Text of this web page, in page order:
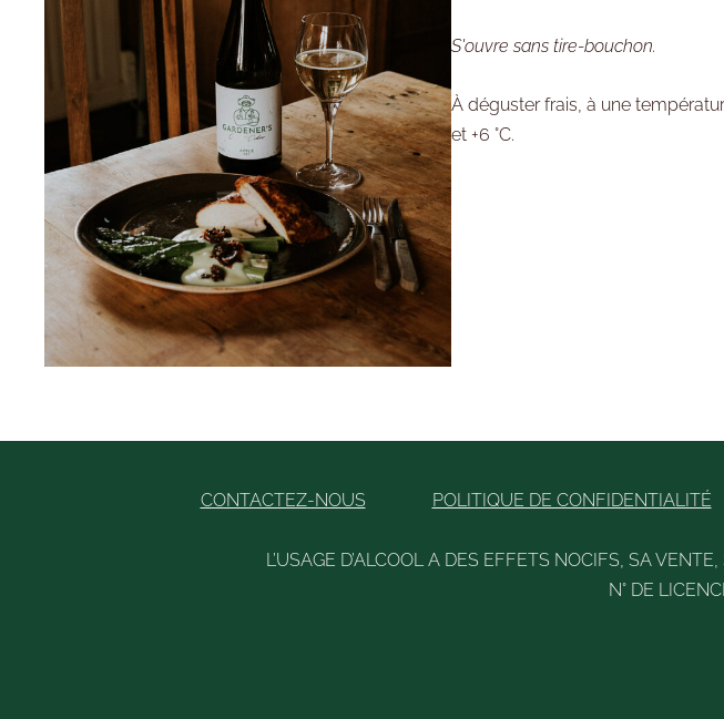
S'ouvre sans tire-bouchon.
À déguster frais, à une
et +6 °C.
CONTACTEZ-NOUS POLITIQUE DE CONFIDENTIALITÉ
L’USAGE D’ALCOOL A DES EFFETS NOCIFS, SA
N° DE